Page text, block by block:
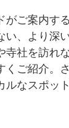
がご案内す
い、より深
寺社を訪れ
くご紹介。
ルなスポッ